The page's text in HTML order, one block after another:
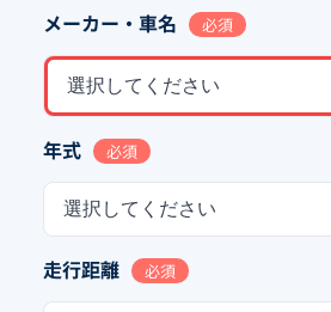
メーカー・車名 必須
選択してください
年式 必須
選択してください
走行距離 必須